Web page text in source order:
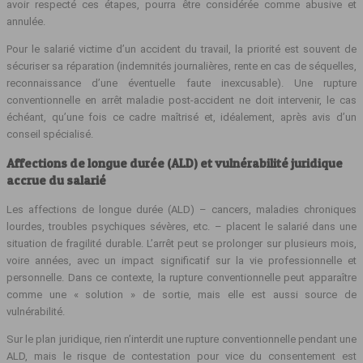
avoir respecté ces étapes, pourra être considérée comme abusive et
annulée.
Pour le salarié victime d’un accident du travail, la priorité est souvent de
sécuriser sa réparation (indemnités journalières, rente en cas de séquelles,
reconnaissance d’une éventuelle faute inexcusable). Une rupture
conventionnelle en arrêt maladie post‑accident ne doit intervenir, le cas
échéant, qu’une fois ce cadre maîtrisé et, idéalement, après avis d’un
conseil spécialisé.
Affections de longue durée (ALD) et vulnérabilité juridique
accrue du salarié
Les affections de longue durée (ALD) – cancers, maladies chroniques
lourdes, troubles psychiques sévères, etc. – placent le salarié dans une
situation de fragilité durable. L’arrêt peut se prolonger sur plusieurs mois,
voire années, avec un impact significatif sur la vie professionnelle et
personnelle. Dans ce contexte, la rupture conventionnelle peut apparaître
comme une « solution » de sortie, mais elle est aussi source de
vulnérabilité.
Sur le plan juridique, rien n’interdit une rupture conventionnelle pendant une
ALD, mais le risque de contestation pour vice du consentement est